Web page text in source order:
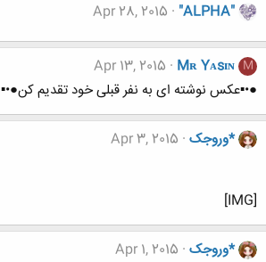
"ALPHA"
Apr 28, 2015
M
Mʀ Yᴀsɪɴ
Apr 13, 2015
●•▪عکس نوشته ای به نفر قبلی خود تقدیم کن●•▪
*وروجک Apr 3, 2015
[IMG]
*وروجک Apr 1, 2015